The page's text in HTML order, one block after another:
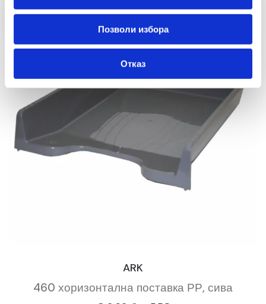
Позволи избора
Отказ
ARK
460 хоризонтална поставка РР, сива